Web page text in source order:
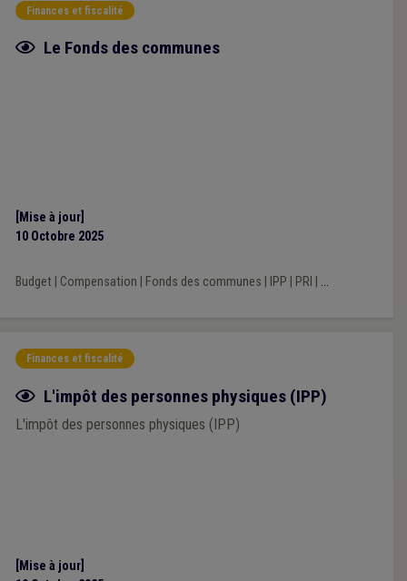
Finances et fiscalité
Fiche focus
Le Fonds des communes
[Mise à jour]
10 Octobre 2025
Budget| Compensation Fonds des communes IPP PRI ...
Finances et fiscalité
Fiche focus
L'impôt des personnes physiques (IPP)
L'impôt des personnes physiques (IPP)
[Mise à jour]